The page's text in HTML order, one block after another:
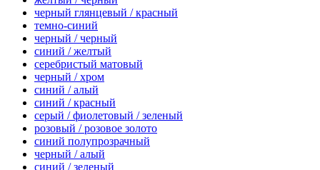
черный глянцевый / красный
темно-синий
черный / черный
синий / желтый
серебристый матовый
черный / хром
синий / алый
синий / красный
серый / фиолетовый / зеленый
розовый / розовое золото
синий полупрозрачный
черный / алый
синий / зеленый